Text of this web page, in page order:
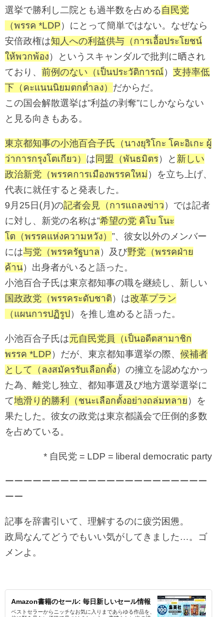
選挙で勝利し二院とも過半数を占める自民党
（พรรค *LDP）にとって簡単ではない。なぜなら
安倍政権は知人への利益供与（การเอื้อประโยชน์
ให้พวกพ้อง）というスキャンダルで批判に晒され
ており、 前例のない（เป็นประวัติการณ์） 支持率低
下（คะแนนนิยมตกต่ำลง） だからだ。
この国会解散選挙は”利益の剥奪”にしかならない
と見る向きもある。
東京都知事の小池百合子氏（นางยุริโกะ โคะอิเกะ ผู้
ว่าการกรุงโตเกียว） は同盟（พันธมิตร）と 新しい
政治新党（พรรคการเมืองพรรคใหม่）を立ち上げ、
代表に就任すると発表した。
9月25日(月)の記者会見（การแถลงข่าว）では記者
に対し、新党の名称は”希望の党 คิโบ โนะ
โต（พรรคแห่งความหวัง） ”、彼女以外のメンバー
には与党（พรรครัฐบาล ）及び野党（พรรคฝ่าย
ค้าน）出身者がいると語った。
小池百合子氏は東京都知事の職を継続し、新しい
国政政党（พรรคระดับชาติ）は改革プラン
（แผนการปฏิรูป ）を推し進めると語った。
小池百合子氏は元自民党員（เป็นอดีตสามาชิก
พรรค *LDP）だが、東京都知事選挙の際、 候補者
として（ลงสมัครรับเลือกตั้ง）の擁立を認めなかっ
た為、離党し独立、都知事選及び地方選挙選挙に
て地滑り的勝利（ชนะเลือกตั้งอย่างถล่มทลาย）を
果たした。彼女の政党は東京都議会で圧倒的多数
を占めている。
* 自民党 = LDP = liberal democratic party
ーーーーーーーーーーーーーーーーーーーーーー
ーー
記事を辞書引いて、理解するのに疲労困憊。
政局なんてどうでもいい気がしてきました…。ゴ
メンよ。
Amazon書籍のセール: 毎日新しいセール情報
ベストセラーからニッチなお気に入りまであらゆる作品を、